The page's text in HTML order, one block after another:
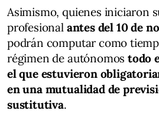
Asimismo, quienes iniciaron
profesional antes del 10 de
podrán computar como
régimen de autónomostodo
el que estuvieron
en una mutualidad de
sustitutiva.